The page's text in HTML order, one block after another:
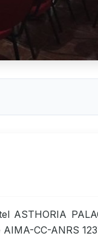
ASTHORIA
CC-ANRS